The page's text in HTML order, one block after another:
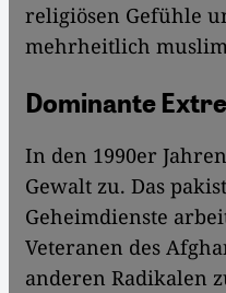
religiösen Gefühle
mehrheitlich
Dominante
In den 1990er
Gewalt zu. Das
Geheimdienste
Veteranen des
anderen Radikalen